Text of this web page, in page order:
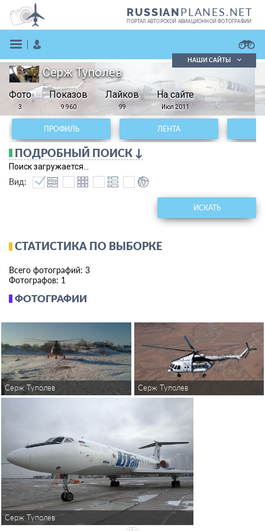
RUSSIANPLANES.NET
ПОРТАЛ АВТОРСКОЙ АВИАЦИОННОЙ ФОТОГРАФИИ
ЗАРЕГИСТРИРОВАТЬСЯ
Поиск фотографий
Поиск в реестре
Подробно
НАШИ САЙТЫ
Серж Туполев
Фото
3
Показов
9 960
Лайков
99
На сайте
Июл 2011
ПРОФИЛЬ ЛЕНТА
ФОТОГРАФИИ
Серж Туполев Серж Туполев
Серж Туполев
ПОДРОБНЫЙ ПОИСК ↓
Поиск загружается...
Вид:
ИСКАТЬ
СТАТИСТИКА ПО ВЫБОРКЕ
Всего фотографий: 3
Фотографов: 1